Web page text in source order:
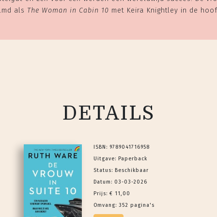
als The Woman in Cabin 10 met Keira Knightley in de
DETAILS
ISBN: 9789041716958
Uitgave: Paperback
Status: Beschikbaar
Datum: 03-03-2026
Prijs: € 11,00
Omvang: 352 pagina's